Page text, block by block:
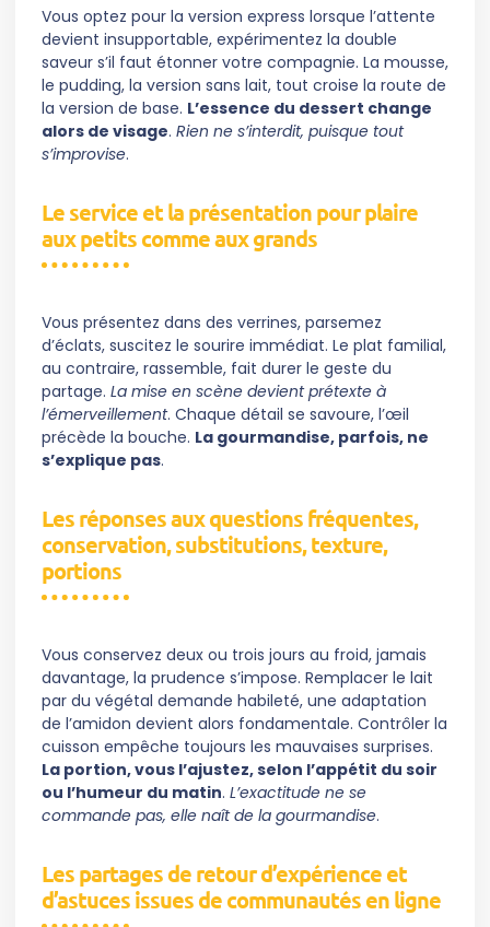
Vous optez pour la version express lorsque l’attente
devient insupportable, expérimentez la double
saveur s’il faut étonner votre compagnie. La mousse,
le pudding, la version sans lait, tout croise la route de
la version de base. L’essence du dessert change
alors de visage. Rien ne s’interdit, puisque tout
s’improvise.
Le service et la présentation pour plaire
aux petits comme aux grands
Vous présentez dans des verrines, parsemez
d’éclats, suscitez le sourire immédiat. Le plat familial,
au contraire, rassemble, fait durer le geste du
partage. La mise en scène devient prétexte à
l’émerveillement. Chaque détail se savoure, l’œil
précède la bouche. La gourmandise, parfois, ne
s’explique pas.
Les réponses aux questions fréquentes,
conservation, substitutions, texture,
portions
Vous conservez deux ou trois jours au froid, jamais
davantage, la prudence s’impose. Remplacer le lait
par du végétal demande habileté, une adaptation
de l’amidon devient alors fondamentale. Contrôler la
cuisson empêche toujours les mauvaises surprises.
La portion, vous l’ajustez, selon l’appétit du soir
ou l’humeur du matin. L’exactitude ne se
commande pas, elle naît de la gourmandise.
Les partages de retour d’expérience et
d’astuces issues de communautés en ligne